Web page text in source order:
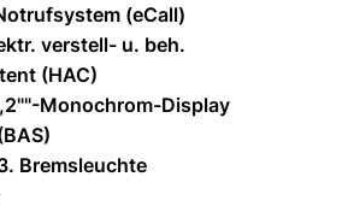
(eCall)
verstell- u. beh.
(HAC)
Monochrom-Display
Bremsleuchte